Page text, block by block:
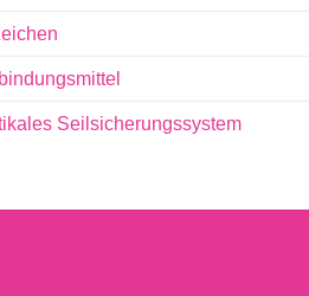
Seilsicherungssystem